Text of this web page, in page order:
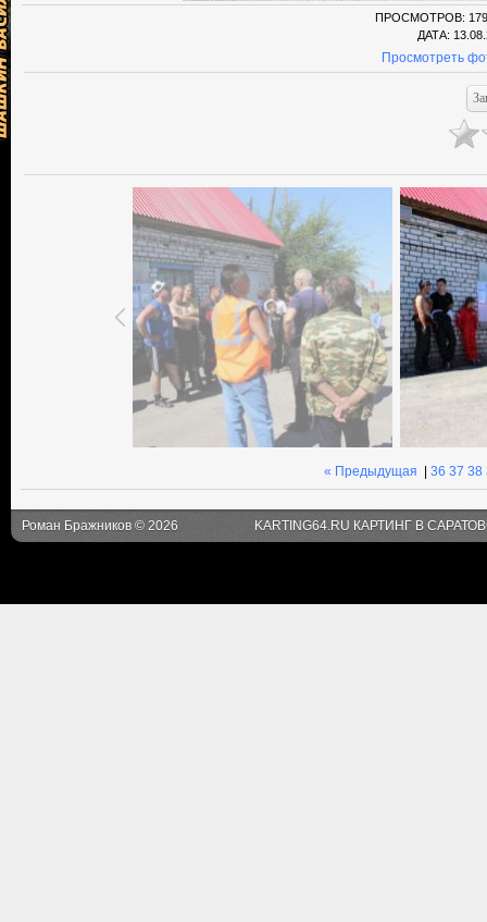
ПРОСМОТРОВ:
ДАТА:
Просмотреть
« Предыдущая 36 37 38
Роман Бражников © 2026 KARTING64.RU КАРТИНГ В